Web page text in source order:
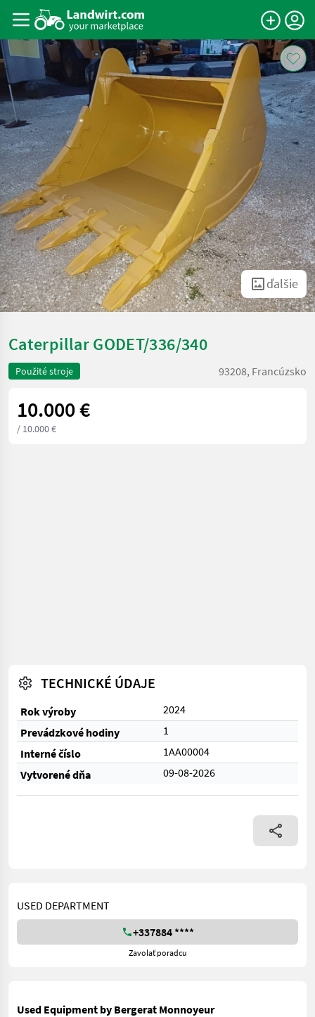
ďalšie
Caterpillar GODET/336/340
Použité stroje 93208, Francúzsko
10.000 €
/ 10.000 €
TECHNICKÉ ÚDAJE
Rok výroby
2024
Prevádzkové hodiny
1
Interné číslo
1AA00004
Vytvorené dňa
09-08-2026
USED DEPARTMENT
+337884 ****
Zavolať poradcu
Used Equipment by Bergerat Monnoyeur